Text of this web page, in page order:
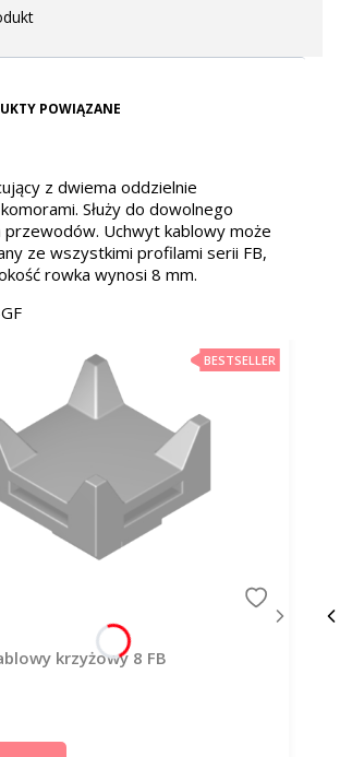
POWIĄZANE
z dwiema oddzielnie
Służy do dowolnego
Uchwyt kablowy może
ze wszystkimi profilami serii FB,
rowka wynosi 8 mm.
BESTSELLER
krzyżowy 8 FB